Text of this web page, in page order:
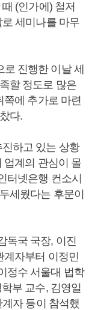
(인가에) 철저
세미나를 마무
진행한 이날 세
할 정도로 많은
쪽에 추가로 마련
다.
하고 있는 상황
업계의 관심이 몰
터넷은행 컨소시
세웠다는 후문이
독국 국장, 이진
계자부터 이정민
정수 서울대 법학
부 교수, 김영일
자 등이 참석했